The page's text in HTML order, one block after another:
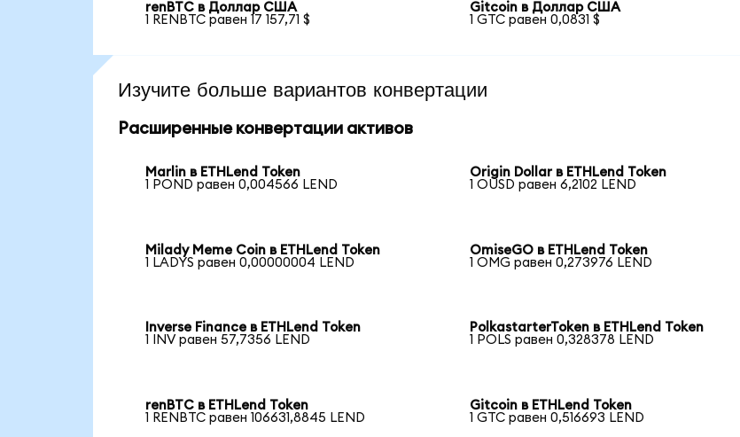
renBTC в Доллар США
1 RENBTC равен 17 157,71 $
Gitcoin в Доллар США
1 GTC равен 0,0831 $
Изучите больше вариантов конвертации
Расширенные конвертации активов
Marlin в ETHLend Token
1 POND равен 0,004566 LEND
Origin Dollar в ETHLend Token
1 OUSD равен 6,2102 LEND
Milady Meme Coin в ETHLend Token
1 LADYS равен 0,00000004 LEND
OmiseGO в ETHLend Token
1 OMG равен 0,273976 LEND
Inverse Finance в ETHLend Token
1 INV равен 57,7356 LEND
PolkastarterToken в ETHLend Token
1 POLS равен 0,328378 LEND
renBTC в ETHLend Token
1 RENBTC равен 106631,8845 LEND
Gitcoin в ETHLend Token
1 GTC равен 0,516693 LEND